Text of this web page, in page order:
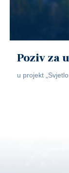
Poziv za
u projekt